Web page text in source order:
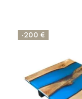
-200 €